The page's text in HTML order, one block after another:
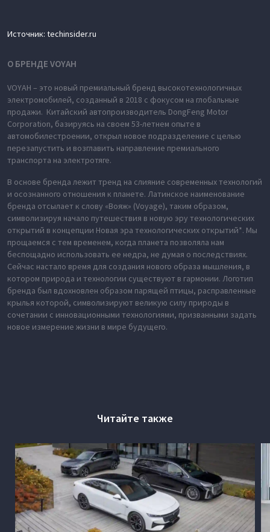
Источник: techinsider.ru
О БРЕНДЕ VOYAH
VOYAH – это новый премиальный бренд высокотехнологичных
электромобилей, созданный в 2018 с фокусом на глобальные
продажи. Китайский автопроизводитель DongFeng Motor
Corporation, базируясь на своем 53-летнем опыте в
автомобилестроении, открыл новое подразделение с целью
перезапустить и возглавить направление премиального
транспорта на электротяге.
В основе бренда лежит тренд на слияние современных технологий
и осознанного отношения к планете. Латинское наименование
бренда отсылает к слову «Вояж» (Voyage), таким образом,
символизируя начало путешествия в новую эру технологических
открытий в концепции Новая эра технологических открытий*. Мы
прощаемся с тем временем, когда планета позволяла нам
беспощадно использовать ее недра, не думая о последствиях.
Сейчас настало время для создания нового образа мышления, в
котором природа и технологии существуют в гармонии. Логотип
бренда был вдохновлен образом парящей птицы, расправленные
крылья которой, символизируют великую силу природы в
сочетании с инновационными технологиями, призванными задать
новое измерение жизни в мире будущего.
Читайте также